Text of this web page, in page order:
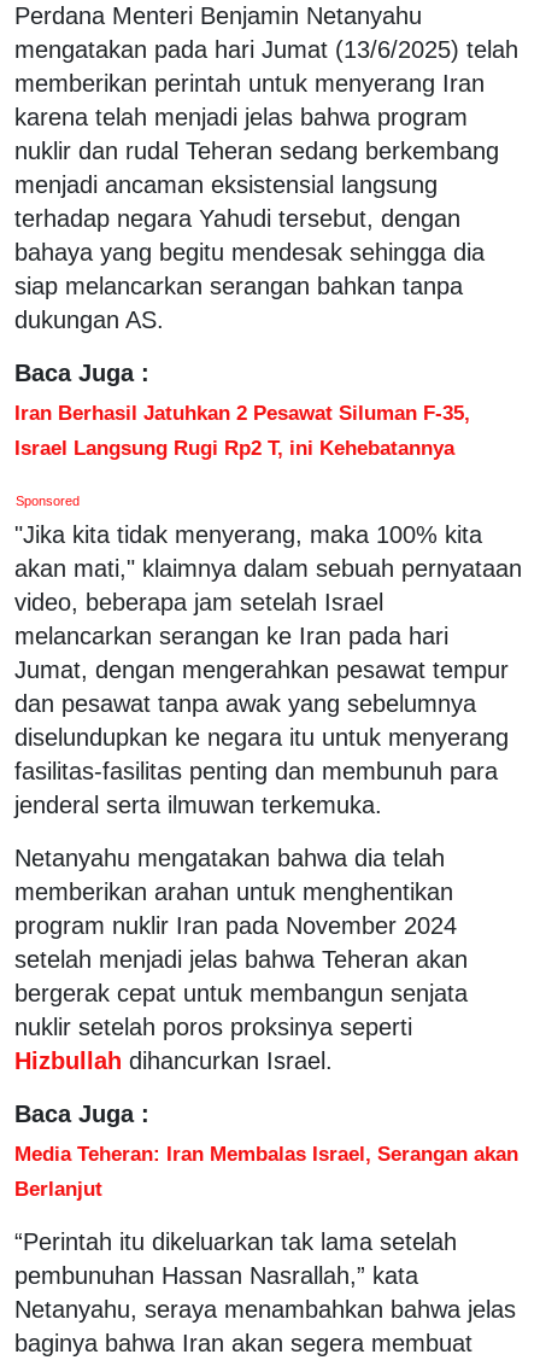
Perdana Menteri Benjamin Netanyahu
mengatakan pada hari Jumat (13/6/2025) telah
memberikan perintah untuk menyerang Iran
karena telah menjadi jelas bahwa program
nuklir dan rudal Teheran sedang berkembang
menjadi ancaman eksistensial langsung
terhadap negara Yahudi tersebut, dengan
bahaya yang begitu mendesak sehingga dia
siap melancarkan serangan bahkan tanpa
dukungan AS.
Baca Juga :
Iran Berhasil Jatuhkan 2 Pesawat Siluman F-35,
Israel Langsung Rugi Rp2 T, ini Kehebatannya
Sponsored
"Jika kita tidak menyerang, maka 100% kita
akan mati," klaimnya dalam sebuah pernyataan
video, beberapa jam setelah Israel
melancarkan serangan ke Iran pada hari
Jumat, dengan mengerahkan pesawat tempur
dan pesawat tanpa awak yang sebelumnya
diselundupkan ke negara itu untuk menyerang
fasilitas-fasilitas penting dan membunuh para
jenderal serta ilmuwan terkemuka.
Netanyahu mengatakan bahwa dia telah
memberikan arahan untuk menghentikan
program nuklir Iran pada November 2024
setelah menjadi jelas bahwa Teheran akan
bergerak cepat untuk membangun senjata
nuklir setelah poros proksinya seperti
Hizbullah dihancurkan Israel.
Baca Juga :
Media Teheran: Iran Membalas Israel, Serangan akan
Berlanjut
“Perintah itu dikeluarkan tak lama setelah
pembunuhan Hassan Nasrallah,” kata
Netanyahu, seraya menambahkan bahwa jelas
baginya bahwa Iran akan segera membuat